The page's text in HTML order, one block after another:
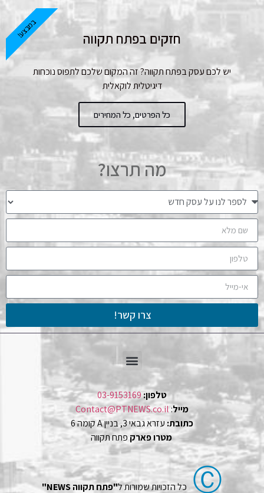
חזקים בפתח תקווה
יש לכם עסק בפתח תקווה? זה המקום שלכם לתפוס נוכחות
דיגיטלית לוקאלית
כל הפרטים, כל המחירים
במבצע!
מה תרצו?
צרו קשר!
טלפון:03-9153169
מייל:
Contact@PTNEWS.co.il
כתובת: עזרא גבאי 3, בניין A קומה 6
מטרו פארק פתח תקווה
Ⓒ כל הזכויות שמורות ל"פתח תקווה NEWS"